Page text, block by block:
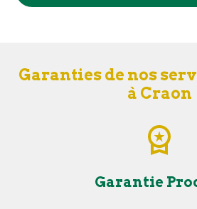
Garanties de nos
à Craon
Garantie